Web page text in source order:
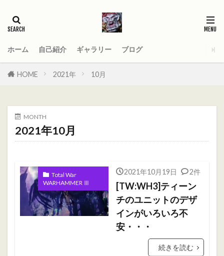
ホーム 自己紹介 ギャラリー ブログ
HOME 2021年 10月
MONTH
2021年10月
Total War
WARHAMMER Ⅲ
2021年10月19日 2件
[TW:WH3]ティーン
チのユニットのデザ
インがいろいろ不
安・・・
続きを読む
AGE_OF_SIGMAR
Total War WARHAMMER
Total War WARHAMMER Ⅱ
Warhammer 40
Warhammer 40000
ウォーハンマー
オールドワールド
ガットリッパ
キャセイ
ティーンチ
テキサスチェーンソー
トゥームキング
ドワーフ
パッチノート
ビーストマン
ファレホコン
ブレトニア
ミニチュアペイント
ヴァンパイアカウント